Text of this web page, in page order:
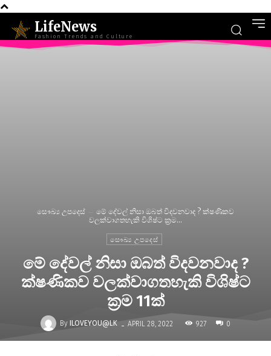
LifeNews
Fashion Trends and Culture
සෞඛ්‍ය උපදෙස්
මේ දේවල් නිසා ඔබත් විදවනවාද ? ක්ෂණිකව
වලක්වාගතහැකි විශිෂ්ට ක්‍රම...
සෞඛ්‍ය උපදෙස්
මේ දේවල් නිසා ඔබත් විදවනවාද ?
ක්ෂණිකව වලක්වාගතහැකි විශිෂ්ට
ක්‍රම 11ක්
By ILOVEYOU@LK - APRIL 28, 2022 927 0